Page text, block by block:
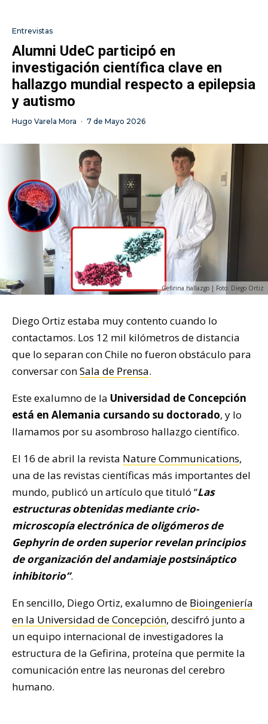
Entrevistas
Alumni UdeC participó en
investigación científica clave en
hallazgo mundial respecto a epilepsia
y autismo
Hugo Varela Mora · 7 de Mayo 2026
Gefirina hallazgo | Foto: Diego Ortiz
Diego Ortiz estaba muy contento cuando lo
contactamos. Los 12 mil kilómetros de distancia
que lo separan con Chile no fueron obstáculo para
conversar conSala de Prensa.
Este exalumno de la Universidad de Concepción
está en Alemania cursando su doctorado, y lo
llamamos por su asombroso hallazgo científico.
El 16 de abril la revista Nature Communications,
una de las revistas científicas más importantes del
mundo, publicó un artículo que tituló “Las
estructuras obtenidas mediante crio-
microscopía electrónica de oligómeros de
Gephyrin de orden superior revelan principios
de organización del andamiaje postsináptico
inhibitorio”.
En sencillo, Diego Ortiz, exalumno de Bioingeniería
en la Universidad de Concepción, descifró junto a
un equipo internacional de investigadores la
estructura de la Gefirina, proteína que permite la
comunicación entre las neuronas del cerebro
humano.